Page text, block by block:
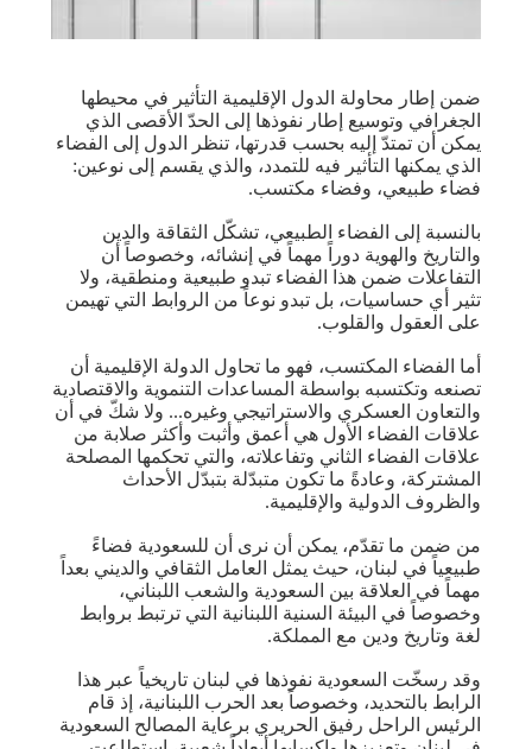
ضمن إطار محاولة الدول الإقليمية التأثير في محيطها
الجغرافي وتوسيع إطار نفوذها إلى الحدّ الأقصى الذي
يمكن أن تمتدّ إليه بحسب قدرتها، تنظر الدول إلى الفضاء
الذي يمكنها التأثير فيه للتمدد، والذي يقسم إلى نوعين:
فضاء طبيعي، وفضاء مكتسب.
بالنسبة إلى الفضاء الطبيعي، تشكّل الثقاقة والدين
والتاريخ والهوية دوراً مهماً في إنشائه، وخصوصاً أن
التفاعلات ضمن هذا الفضاء تبدو طبيعية ومنطقية، ولا
تثير أي حساسيات، بل تبدو نوعاً من الروابط التي تهيمن
على العقول والقلوب.
أما الفضاء المكتسب، فهو ما تحاول الدولة الإقليمية أن
تصنعه وتكتسبه بواسطة المساعدات التنموية والاقتصادية
والتعاون العسكري والاستراتيجي وغيره... ولا شكّ في أن
علاقات الفضاء الأول هي أعمق وأثبت وأكثر صلابة من
علاقات الفضاء الثاني وتفاعلاته، والتي تحكمها المصلحة
المشتركة، وعادةً ما تكون متبدّلة بتبدّل الأحداث
والظروف الدولية والإقليمية.
من ضمن ما تقدّم، يمكن أن نرى أن للسعودية فضاءً
طبيعياً في لبنان، حيث يمثل العامل الثقافي والديني بعداً
مهماً في العلاقة بين السعودية والشعب اللبناني،
وخصوصاً في البيئة السنية اللبنانية التي ترتبط بروابط
لغة وتاريخ ودين مع المملكة.
وقد رسخّت السعودية نفوذها في لبنان تاريخياً عبر هذا
الرابط بالتحديد، وخصوصاً بعد الحرب اللبنانية، إذ قام
الرئيس الراحل رفيق الحريري برعاية المصالح السعودية